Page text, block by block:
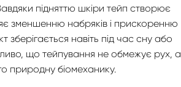
підняттю шкіри тейп створює
зменшенню набряків і прискоренню
зберігається навіть під час сну або
що тейпування не обмежує рух, а
природну біомеханику.